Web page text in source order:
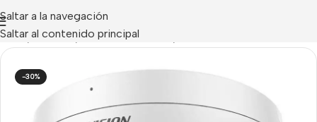
Saltar a la navegación
Saltar al contenido principal
Inicio CCTV IP/Cámaras IP Domo / Turret
-30%